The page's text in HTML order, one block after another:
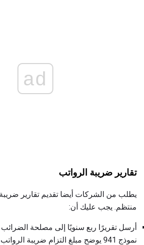
ad
تقارير ضريبة الرواتب
يطلب من الشركات أيضا تقديم تقارير
منتظم. يجب عليك أن:
أرسل تقريرًا ربع سنويًا إلى مصلحة الضرائب
نموذج 941 يوضح مبلغ التزام ضريبة